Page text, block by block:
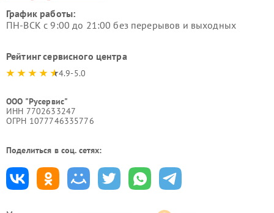
График работы:
ПН-ВСК с 9:00 до 21:00 без перерывов и выходных
Рейтинг сервисного центра
4.9-5.0
ООО "Русервис"
ИНН 7702633247
ОГРН 1077746335776
Поделиться в соц. сетях: